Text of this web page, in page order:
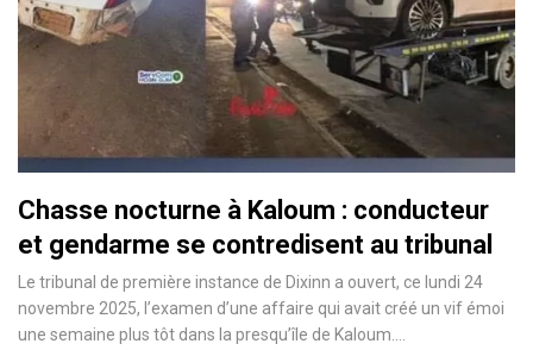
Chasse nocturne à Kaloum : conducteur
et gendarme se contredisent au tribunal
Le tribunal de première instance de Dixinn a ouvert, ce lundi 24
novembre 2025, l’examen d’une affaire qui avait créé un vif émoi
une semaine plus tôt dans la presqu’île de Kaloum.…